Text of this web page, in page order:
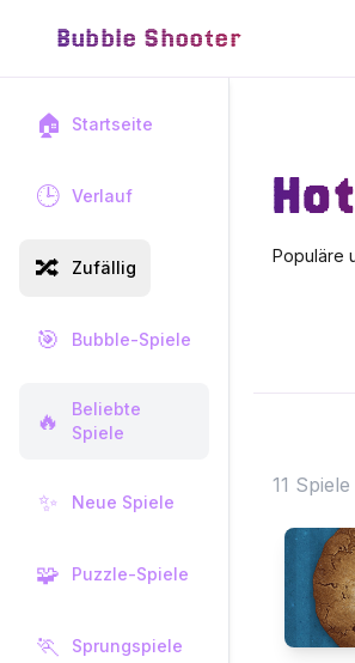
Bubble Shooter
🏠 Startseite
🕒 Verlauf
🔀 Zufällig
🎯 Bubble-Spiele
🔥
Beliebte
Spiele
✨ Neue Spiele
🧩 Puzzle-Spiele
🏃 Sprungspiele
Populäre
11